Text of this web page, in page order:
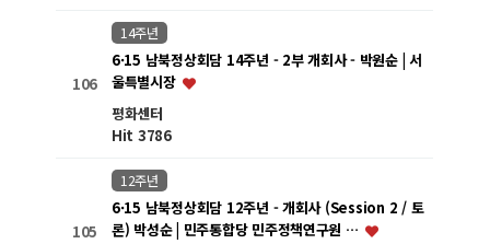
106
14주년
6·15 남북정상회담 14주년 - 2부 개회사 - 박원순 | 서
울특별시장
평화센터
Hit 3786
105
12주년
6·15 남북정상회담 12주년 - 개회사 (Session 2 / 토
론) 박성순 | 민주통합당 민주정책연구원 …